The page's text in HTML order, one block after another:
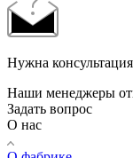
Нужна
Наши менеджеры
Задать вопрос
О нас